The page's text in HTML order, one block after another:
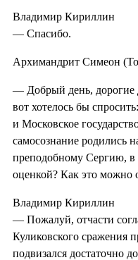
Владимир Кириллин
— Спасибо.
Архимандрит Симеон
— Добрый день, дорогие
вот хотелось бы
и Московское
самосознание родились
преподобному Сергию, в
оценкой? Как это можно
Владимир Кириллин
— Пожалуй, отчасти
Куликовского сражения
подвизался достаточно